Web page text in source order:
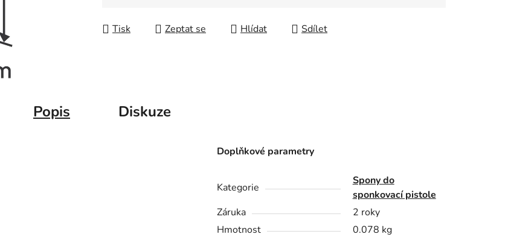
Tisk Zeptat se Hlídat Sdílet
Popis Diskuze
Doplňkové parametry
Kategorie
Spony do
sponkovací pistole
Záruka
2 roky
Hmotnost
0.078 kg